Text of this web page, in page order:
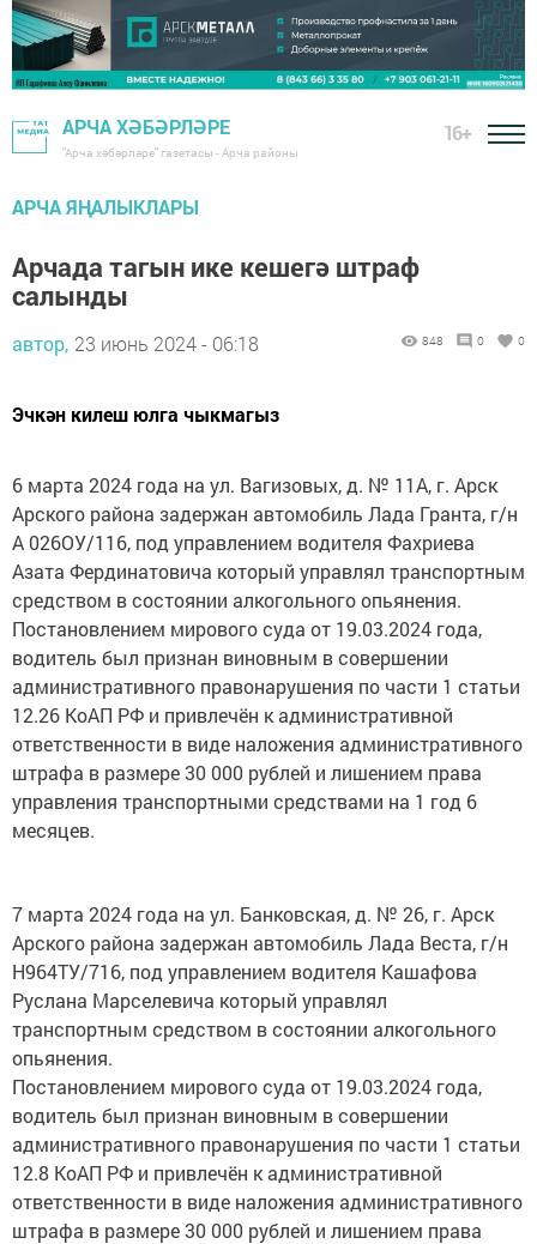
АРЧА ХӘБӘРЛӘРЕ
"Арча хәбәрләре" газетасы - Арча районы
16+
АРЧА ЯҢАЛЫКЛАРЫ
Арчада тагын ике кешегә штраф
салынды
автор, 23 июнь 2024 - 06:18 848 0 0
Эчкән килеш юлга чыкмагыз
6 марта 2024 года на ул. Вагизовых, д. № 11А, г. Арск
Арского района задержан автомобиль Лада Гранта, г/н
А 026ОУ/116, под управлением водителя Фахриева
Азата Фердинатовича который управлял транспортным
средством в состоянии алкогольного опьянения.
Постановлением мирового суда от 19.03.2024 года,
водитель был признан виновным в совершении
административного правонарушения по части 1 статьи
12.26 КоАП РФ и привлечён к административной
ответственности в виде наложения административного
штрафа в размере 30 000 рублей и лишением права
управления транспортными средствами на 1 год 6
месяцев.
7 марта 2024 года на ул. Банковская, д. № 26, г. Арск
Арского района задержан автомобиль Лада Веста, г/н
Н964ТУ/716, под управлением водителя Кашафова
Руслана Марселевича который управлял
транспортным средством в состоянии алкогольного
опьянения.
Постановлением мирового суда от 19.03.2024 года,
водитель был признан виновным в совершении
административного правонарушения по части 1 статьи
12.8 КоАП РФ и привлечён к административной
ответственности в виде наложения административного
штрафа в размере 30 000 рублей и лишением права